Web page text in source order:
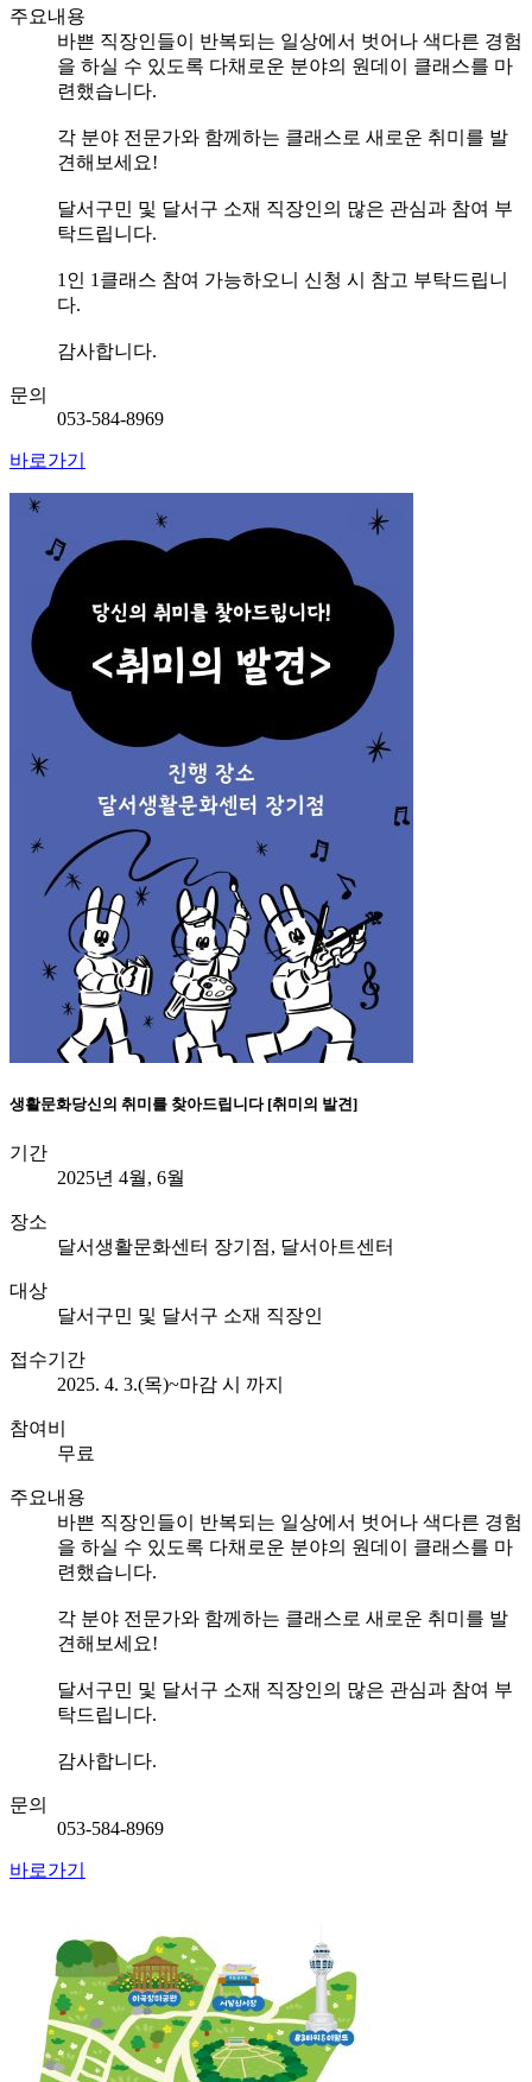
주요내용
바쁜 직장인들이 반복되는 일상에서 벗어나 색다른 경험
을 하실 수 있도록 다채로운 분야의 원데이 클래스를 마
련했습니다.
각 분야 전문가와 함께하는 클래스로 새로운 취미를 발
견해보세요!
달서구민 및 달서구 소재 직장인의 많은 관심과 참여 부
탁드립니다.
1인 1클래스 참여 가능하오니 신청 시 참고 부탁드립니
다.
감사합니다.
문의
053-584-8969
바로가기
생활문화당신의 취미를 찾아드립니다 [취미의 발견]
기간
2025년 4월, 6월
장소
달서생활문화센터 장기점, 달서아트센터
대상
달서구민 및 달서구 소재 직장인
접수기간
2025. 4. 3.(목)~마감 시 까지
참여비
무료
주요내용
바쁜 직장인들이 반복되는 일상에서 벗어나 색다른 경험
을 하실 수 있도록 다채로운 분야의 원데이 클래스를 마
련했습니다.
각 분야 전문가와 함께하는 클래스로 새로운 취미를 발
견해보세요!
달서구민 및 달서구 소재 직장인의 많은 관심과 참여 부
탁드립니다.
감사합니다.
문의
053-584-8969
바로가기